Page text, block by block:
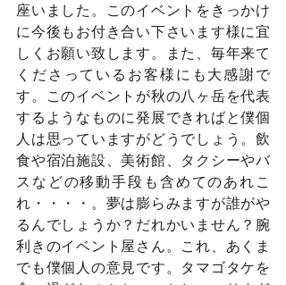
座いました。このイベントをきっかけ
に今後もお付き合い下さいます様に宜
しくお願い致します。また、毎年来て
くださっているお客様にも大感謝で
す。このイベントが秋の八ヶ岳を代表
するようなものに発展できればと僕個
人は思っていますがどうでしょう。飲
食や宿泊施設、美術館、タクシーやバ
スなどの移動手段も含めてのあれこ
れ・・・・。夢は膨らみますが誰がや
るんでしょうか？だれかいません？腕
利きのイベント屋さん。これ、あくま
でも僕個人の意見です。タマゴタケを